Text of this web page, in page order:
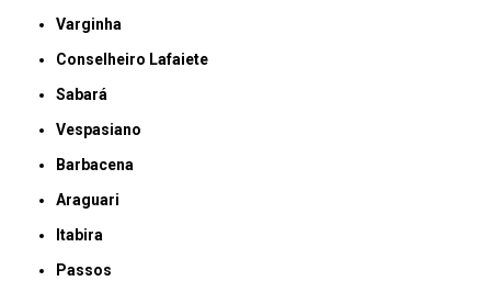
Varginha
Conselheiro Lafaiete
Sabará
Vespasiano
Barbacena
Araguari
Itabira
Passos